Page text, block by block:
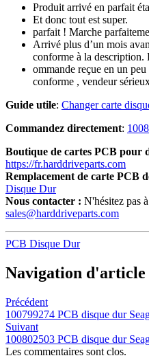
Produit arrivé en parfait
Et donc tout est super.
parfait ! Marche
Arrivé plus d’un mois
conforme à la description.
ommande reçue en un
conforme , vendeur
Guide utile: Changer carte
Commandez directement:
Boutique de cartes PCB pour
https://fr.harddriveparts.com
Remplacement de carte PCB
Disque Dur
Nous contacter : N'hésitez pas
sales@harddriveparts.com
PCB Disque Dur
Navigation d'article
Précédent
100799274 PCB disque dur
Suivant
100802503 PCB disque dur
Les commentaires sont clos.